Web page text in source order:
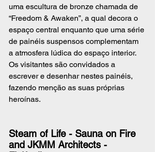
uma escultura de bronze chamada de
“Freedom & Awaken”, a qual decora o
espaço central enquanto que uma série
de painéis suspensos complementam
a atmosfera lúdica do espaço interior.
Os visitantes são convidados a
escrever e desenhar nestes painéis,
fazendo menção as suas próprias
heroínas.
Steam of Life - Sauna on Fire
and JKMM Architects -